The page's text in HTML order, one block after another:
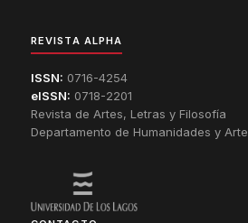
REVISTA ALPHA
ISSN: 0716-4254
eISSN: 0718-2201
Revista de Artes, Letras y Filosofía
Departamento de Humanidades y Arte